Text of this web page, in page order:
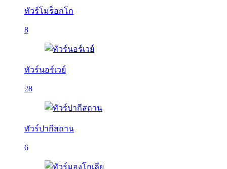
ทัวร์โมร็อกโก
8
ทัวร์นอร์เวย์
28
ทัวร์ปากีสถาน
6